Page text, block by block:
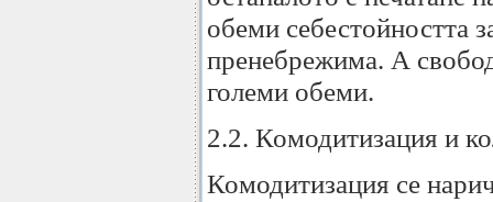
обеми себестойността
пренебрежима. А
големи обеми.
2.2. Комодитизация и
Комодитизация се